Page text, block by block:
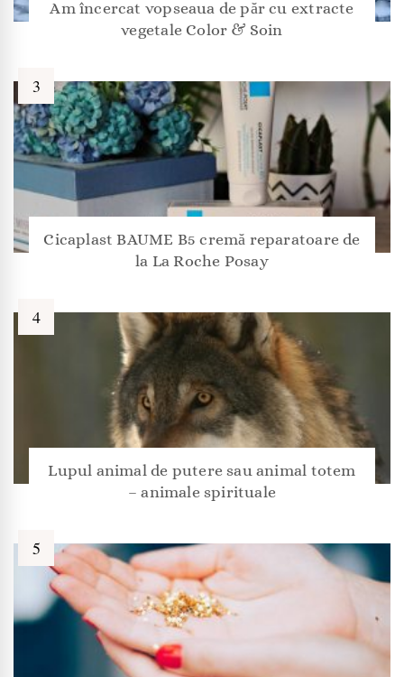
Am încercat vopseaua de păr cu extracte
vegetale Color & Soin
Cicaplast BAUME B5 cremă reparatoare de
la La Roche Posay
Lupul animal de putere sau animal totem
– animale spirituale